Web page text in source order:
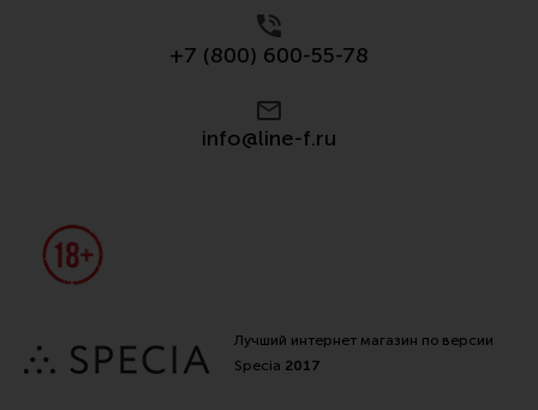
+7 (800) 600-55-78
info@line-f.ru
Лучший интернет магазин по версии
Specia 2017